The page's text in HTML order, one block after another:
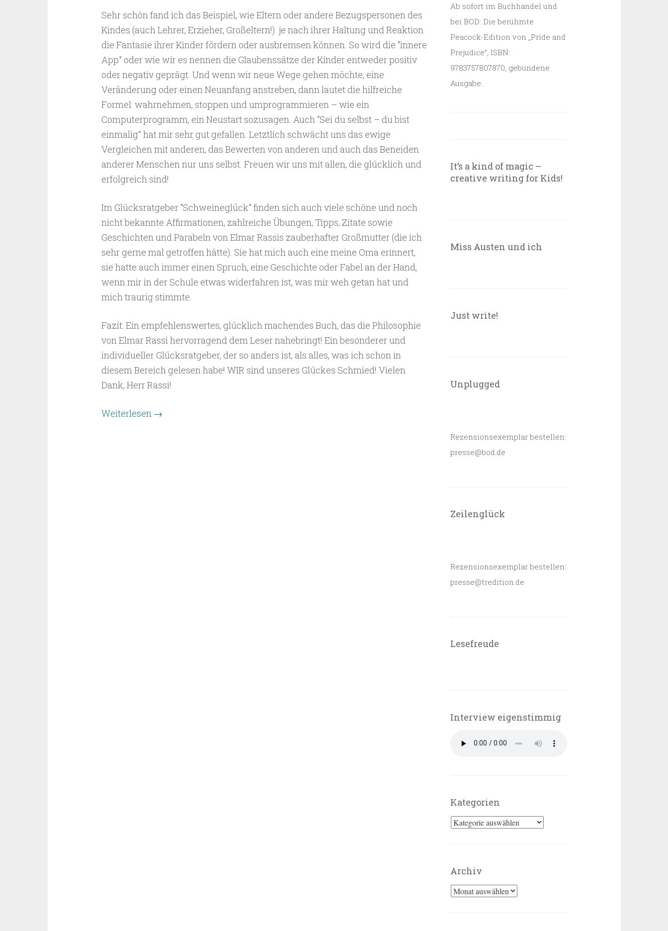
Sehr schön fand ich das Beispiel, wie Eltern oder andere Bezugspersonen des
Kindes (auch Lehrer, Erzieher, Großeltern!) je nach ihrer Haltung und Reaktion
die Fantasie ihrer Kinder fördern oder ausbremsen können. So wird die “innere
App” oder wie wir es nennen die Glaubenssätze der Kinder entweder positiv
oder negativ geprägt. Und wenn wir neue Wege gehen möchte, eine
Veränderung oder einen Neuanfang anstreben, dann lautet die hilfreiche
Formel: wahrnehmen, stoppen und umprogrammieren – wie ein
Computerprogramm, ein Neustart sozusagen. Auch “Sei du selbst – du bist
einmalig” hat mir sehr gut gefallen. Letztlich schwächt uns das ewige
Vergleichen mit anderen, das Bewerten von anderen und auch das Beneiden
anderer Menschen nur uns selbst. Freuen wir uns mit allen, die glücklich und
erfolgreich sind!
Im Glücksratgeber “Schweineglück” finden sich auch viele schöne und noch
nicht bekannte Affirmationen, zahlreiche Übungen, Tipps, Zitate sowie
Geschichten und Parabeln von Elmar Rassis zauberhafter Großmutter (die ich
sehr gerne mal getroffen hätte). Sie hat mich auch eine meine Oma erinnert,
sie hatte auch immer einen Spruch, eine Geschichte oder Fabel an der Hand,
wenn mir in der Schule etwas widerfahren ist, was mir weh getan hat und
mich traurig stimmte.
Fazit: Ein empfehlenswertes, glücklich machendes Buch, das die Philosophie
von Elmar Rassi hervorragend dem Leser nahebringt! Ein besonderer und
individueller Glücksratgeber, der so anders ist, als alles, was ich schon in
diesem Bereich gelesen habe! WIR sind unseres Glückes Schmied! Vielen
Dank, Herr Rassi!
Weiterlesen →
Ab sofort im Buchhandel und
bei BOD: Die berühmte
Peacock-Edition von „Pride and
Prejudice”, ISBN:
9783757807870, gebundene
Ausgabe.
It’s a kind of magic –
creative writing for Kids!
Miss Austen und ich
Just write!
Unplugged
Rezensionsexemplar bestellen:
presse@bod.de
Zeilenglück
Rezensionsexemplar bestellen:
presse@tredition.de
Lesefreude
Interview eigenstimmig
Kategorien
Kategorien
Archiv
Archiv